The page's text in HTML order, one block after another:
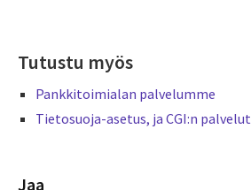
Tutustu myös
Pankkitoimialan palvelumme
Tietosuoja-asetus, ja CGI:n palvelut
Jaa